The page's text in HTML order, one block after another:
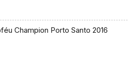
Champion Porto Santo 2016